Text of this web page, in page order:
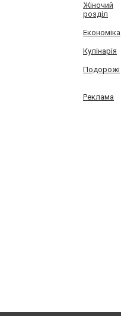
Жіночий
розділ
Економіка
Кулінарія
Подорожі
Реклама